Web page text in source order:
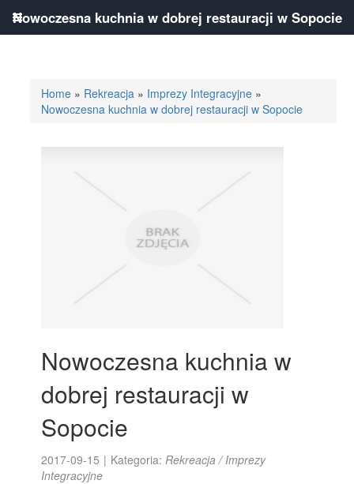
Home » Rekreacja » Imprezy Integracyjne »
Nowoczesna kuchnia w dobrej restauracji w Sopocie
Nowoczesna kuchnia w
dobrej restauracji w
Sopocie
2017-09-15 | Kategoria:Rekreacja / Imprezy
Integracyjne
Nowoczesna kuchnia w dobrej restauracji w Sopocie